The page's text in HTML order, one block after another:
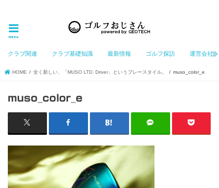
menu
クラブ関連 クラブ基礎知識 最新情報 ゴルフ探訪 運営会社
HOME 全く新しい、「MUSO LTD. Driver」というプレースタイル。 muso_color_e
muso_color_e